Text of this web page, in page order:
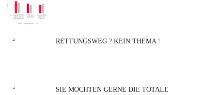
RETTUNGSWEG ? KEIN THEMA !
SIE MÖCHTEN GERNE DIE TOTALE